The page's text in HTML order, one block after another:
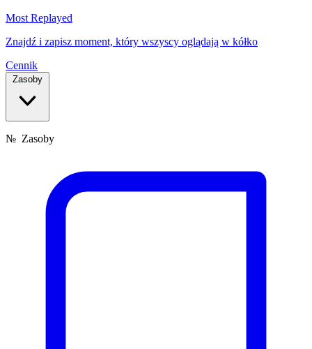
Most Replayed
Znajdź i zapisz moment, który wszyscy oglądają w kółko
Cennik
Zasoby
№ Zasoby